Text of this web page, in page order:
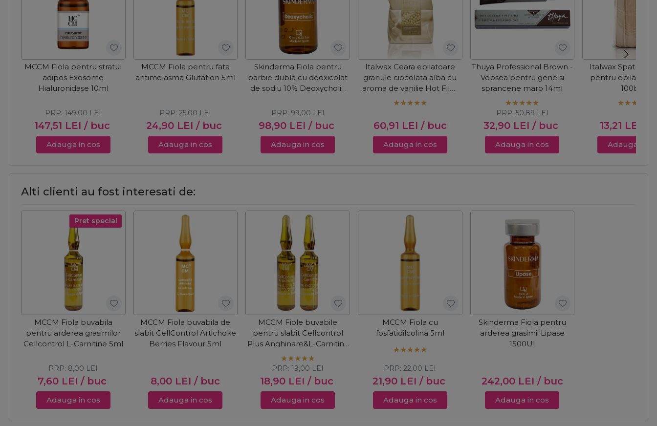
MCCM Fiola pentru stratul
adipos Exosome
Hialuronidase 10ml
147,51 LEI / buc
PRP:149,00 LEI
Adauga in cos
MCCM Fiola pentru fata
antimelasma Glutation 5ml
24,90 LEI / buc
PRP:25,00 LEI
Adauga in cos
Skinderma Fiola pentru
barbie dubla cu deoxicolat
de sodiu 10% Deoxycholic
98,90 LEI / buc
PRP: 99,00 LEI
Adauga in cos
Italwax Ceara epilatoare
granule ciocolata alba cu
aroma de vanilie Hot Film
Ciocolata Alba 1kg
60,91 LEI / buc
Adauga in cos
Thuya Professional Brown -
Vopsea pentru gene si
sprancene maro 14ml
32,90 LEI / buc
PRP: 50,89 LEI
Adauga in cos
Italwax Spatule
pentru epilat -
100buc
13,21 LEI
Adauga in
Alti clienti au fost interesati de:
Pret special
MCCM Fiola buvabila
pentru arderea grasimilor
Cellcontrol L-Carnitine 5ml
7,60 LEI / buc
PRP: 8,00 LEI
Adauga in cos
MCCM Fiola buvabila de
slabit CellControl Artichoke
Berries Flavour 5ml
8,00 LEI / buc
Adauga in cos
MCCM Fiole buvabile
pentru slabit Cellcontrol
Plus Anghinare&L-Carnitina
2x5ml
18,90 LEI / buc
PRP:19,00 LEI
Adauga in cos
MCCM Fiola cu
fosfatidilcolina 5ml
21,90 LEI / buc
PRP:22,00 LEI
Adauga in cos
Skinderma Fiola pentru
arderea grasimii Lipase
1500UI
242,00 LEI / buc
Adauga in cos